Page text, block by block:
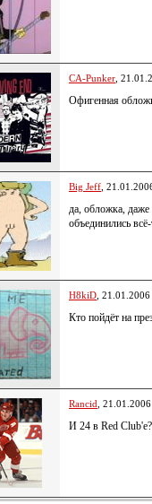
CA-Punker ,
Офигенная
Big Jeff ,
да, обложка,
объединились
H8kiD ,
Кто пойдёт на
Rancid ,
И 24 в Red Club'е?